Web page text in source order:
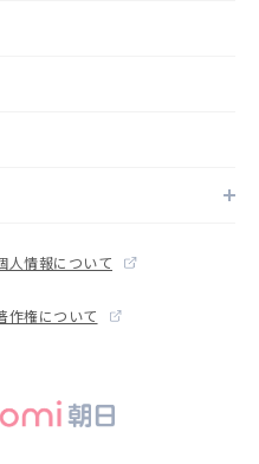
人情報について
作権について